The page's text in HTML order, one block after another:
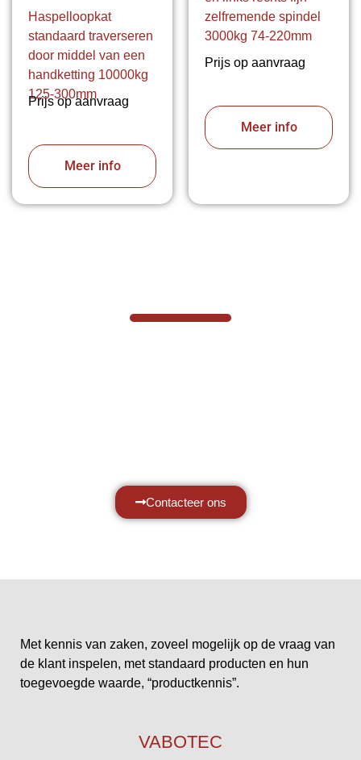
Haspelloopkat
standaard traverseren
door middel van een
handketting 10000kg
125-300mm
Prijs op aanvraag
Meer info
zelfremende spindel
3000kg 74-220mm
Prijs op aanvraag
Meer info
Contacteer ons
Met kennis van zaken, zoveel mogelijk op de vraag van
de klant inspelen, met standaard producten en hun
toegevoegde waarde, “productkennis”.
VABOTEC